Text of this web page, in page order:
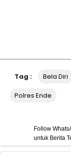
Tag : Bela Diri
Polres Ende
Follow
untuk Berita